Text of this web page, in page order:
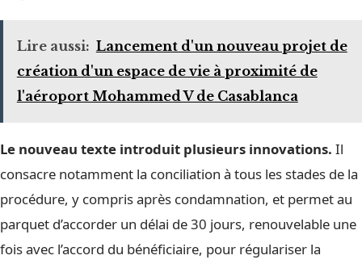
Lire aussi: Lancement d'un nouveau projet de
création d'un espace de vie à proximité de
l'aéroport Mohammed V de Casablanca
Le nouveau texte introduit plusieurs innovations. Il
consacre notamment la conciliation à tous les stades de la
procédure, y compris après condamnation, et permet au
parquet d’accorder un délai de 30 jours, renouvelable une
fois avec l’accord du bénéficiaire, pour régulariser la